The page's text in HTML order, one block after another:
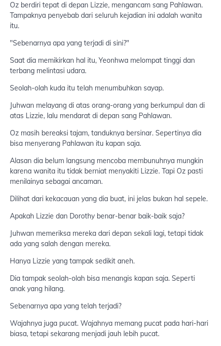
Oz berdiri tepat di depan Lizzie, mengancam sang Pahlawan.
Tampaknya penyebab dari seluruh kejadian ini adalah wanita
itu.
"Sebenarnya apa yang terjadi di sini?"
Saat dia memikirkan hal itu, Yeonhwa melompat tinggi dan
terbang melintasi udara.
Seolah-olah kuda itu telah menumbuhkan sayap.
Juhwan melayang di atas orang-orang yang berkumpul dan di
atas Lizzie, lalu mendarat di depan sang Pahlawan.
Oz masih bereaksi tajam, tanduknya bersinar. Sepertinya dia
bisa menyerang Pahlawan itu kapan saja.
Alasan dia belum langsung mencoba membunuhnya mungkin
karena wanita itu tidak berniat menyakiti Lizzie. Tapi Oz pasti
menilainya sebagai ancaman.
Dilihat dari kekacauan yang dia buat, ini jelas bukan hal sepele.
Apakah Lizzie dan Dorothy benar-benar baik-baik saja?
Juhwan memeriksa mereka dari depan sekali lagi, tetapi tidak
ada yang salah dengan mereka.
Hanya Lizzie yang tampak sedikit aneh.
Dia tampak seolah-olah bisa menangis kapan saja. Seperti
anak yang hilang.
Sebenarnya apa yang telah terjadi?
Wajahnya juga pucat. Wajahnya memang pucat pada hari-hari
biasa, tetapi sekarang menjadi jauh lebih pucat.